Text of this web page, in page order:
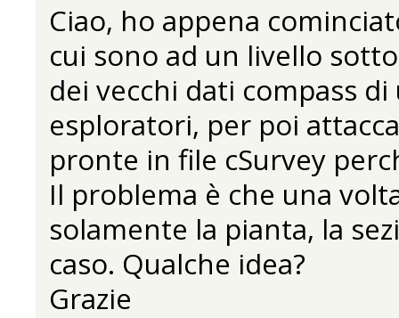
Ciao, ho appena
cui sono ad un livello
dei vecchi dati compass
esploratori, per poi
pronte in file cSurvey
Il problema è che una
solamente la pianta, la
caso. Qualche idea?
Grazie